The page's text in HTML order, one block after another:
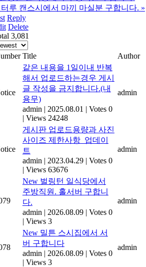
루 캔스시에서 마끼 마실분 구합니다. »
Reply
Delete
3,081
Title Author
같은 내용을 1일이내 반복
해서 업로드하는경우 게시
글 작성을 금지합니다.(내
용무)
admin | 2025.08.01 | Votes 0
| Views 24248
admin
게시판 업로드용량과 사진
사이즈 제한사항_업데이
트
admin | 2023.04.29 | Votes 0
| Views 63676
admin
New벌링턴 일식당에서
주방직원. 홀서버 구합니
다.
admin | 2026.08.09 | Votes 0
| Views 3
admin
New밀튼 스시집에서 서
버 구합니다
admin | 2026.08.09 | Votes 0
| Views 3
admin